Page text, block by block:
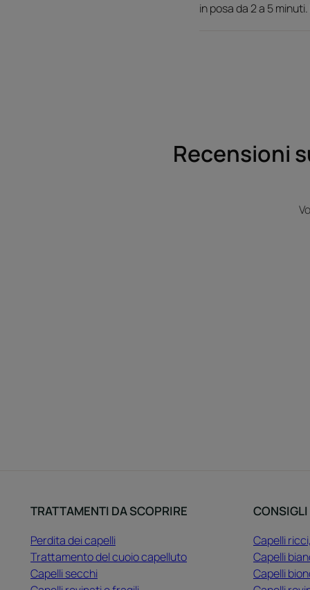
in posa da 2 a 5
Recensioni
TRATTAMENTI DA SCOPRIRE
Perdita dei capelli
Trattamento del cuoio capelluto
Capelli secchi
CONSIGLI
Capelli
Capelli
Capelli